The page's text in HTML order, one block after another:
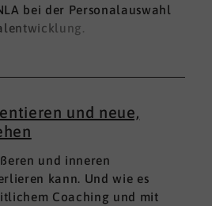
bei der Personalauswahl
und neue,
und inneren
kann. Und wie es
Coaching und mit